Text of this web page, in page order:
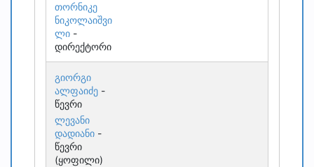
თორნიკე
ნიკოლაიშვი
ლი -
დირექტორი
გიორგი
ალფაიძე -
წევრი
ლევანი
დადიანი -
წევრი
(ყოფილი)